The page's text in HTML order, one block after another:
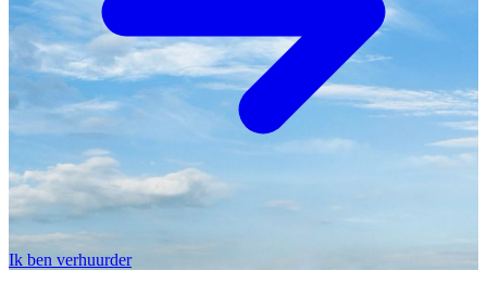
Ik ben verhuurder